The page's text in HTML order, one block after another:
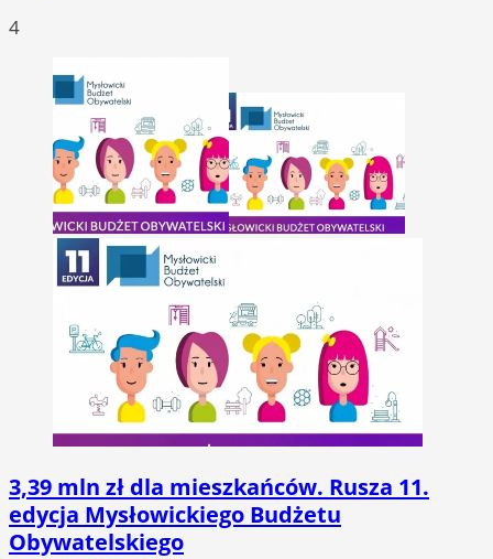
4
3,39 mln zł dla mieszkańców. Rusza 11.
edycja Mysłowickiego Budżetu
Obywatelskiego